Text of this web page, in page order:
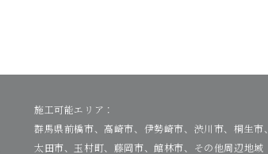
施工可能エリア：
群馬県前橋市、高崎市、伊勢崎市、渋川市、桐生市、
太田市、玉村町、藤岡市、館林市、その他周辺地域